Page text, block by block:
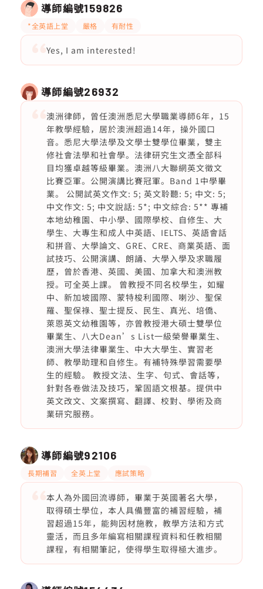
導師編號159826
*全英語上堂 嚴格 有耐性
Yes, I am interested!
導師編號26932
澳洲律師，曾任澳洲悉尼大學職業導師6年，15
年教學經驗，居於澳洲超過14年，操外國口
音。悉尼大學法學及文學士雙學位畢業，雙主
修社會法學和社會學。法律研究生文憑全部科
目均獲卓越等級畢業。澳洲八大聯網英文徵文
比賽亞軍。公開演講比賽冠軍。Band 1中學畢
業。 公開試英文作文: 5; 英文聆聽: 5; 中文: 5;
中文作文: 5; 中文說話: 5*; 中文綜合: 5** 專補
本地幼稚園、中小學、國際學校、自修生、大
學生、大專生和成人中英語、IELTS、英語會話
和拼音、大學論文、GRE、CRE、商業英語、面
試技巧、公開演講、朗誦、大學入學及求職履
歷，曾於香港、英國、美國、加拿大和澳洲教
授。可全英上課。 曾教授不同名校學生，如耀
中、新加坡國際、蒙特梭利國際、喇沙、聖保
羅、聖保祿、聖士提反、民生、真光、培僑、
萊恩英文幼稚園等，亦曾教授港大碩士雙學位
畢業生、八大Dean’s List一級榮譽畢業生、
澳洲大學法律畢業生、中大大學生、實習老
師、教學助理和自修生。有補特殊學習需要學
生的經驗。 教授文法、生字、句式、會話等，
針對各卷做法及技巧，鞏固語文根基。提供中
英文改文、文案撰寫、翻譯、校對、學術及商
業研究服務。
導師編號92106
長期補習 全英上堂 應試策略
本人為外國回流導師，畢業于英國著名大學，
取得碩士學位，本人具備豐富的補習經驗，補
習超過15年，能夠因材施教，教學方法和方式
靈活，而且多年編寫相關課程資料和任教相關
課程，有相關筆記，使得學生取得極大進步。